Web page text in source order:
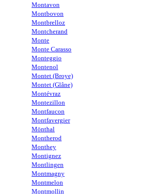
Montavon
Montbovon
Montbrelloz
Montcherand
Monte
Monte Carasso
Monteggio
Montenol
Montet (Broye)
Montet (Glâne)
Montévraz
Montezillon
Montfaucon
Montfavergier
Mönthal
Montherod
Monthey
Montignez
Montlingen
Montmagny
Montmelon
Montmollin